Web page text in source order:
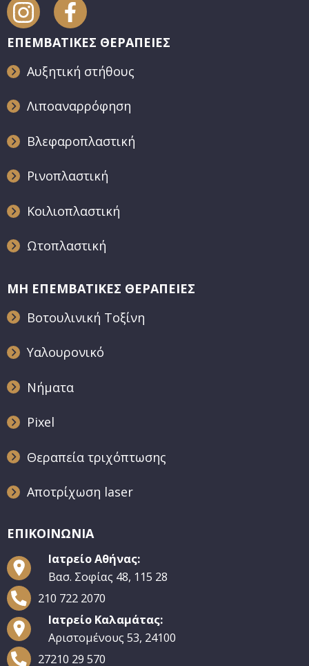
ΕΠΕΜΒΑΤΙΚΕΣ ΘΕΡΑΠΕΙΕΣ
Αυξητική στήθους
Λιποαναρρόφηση
Βλεφαροπλαστική
Ρινοπλαστική
Κοιλιοπλαστική
Ωτοπλαστική
ΜΗ ΕΠΕΜΒΑΤΙΚΕΣ ΘΕΡΑΠΕΙΕΣ
Βοτουλινική Τοξίνη
Υαλουρονικό
Νήματα
Pixel
Θεραπεία τριχόπτωσης
Αποτρίχωση laser
ΕΠΙΚΟΙΝΩΝΙΑ
Ιατρείο Αθήνας:
Βασ. Σοφίας 48, 115 28
210 722 2070
Ιατρείο Καλαμάτας:
Αριστομένους 53, 24100
27210 29 570